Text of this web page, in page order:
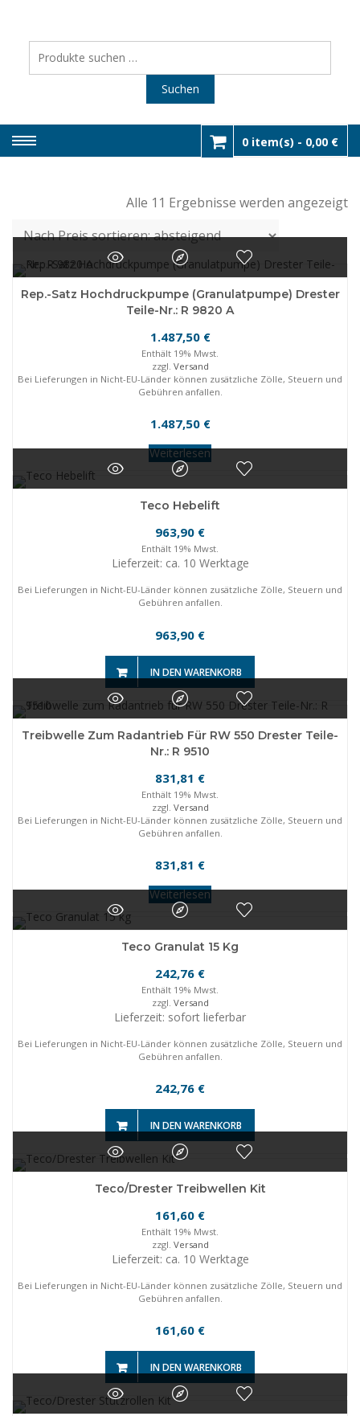
content
SHOP IQB
nach:
Suchen
0 item(s) - 0,00 €
Alle 11 Ergebnisse werden angezeigt
Rep.-Satz Hochdruckpumpe (Granulatpumpe) Drester
Teile-Nr.: R 9820 A
1.487,50 €
Enthält 19% Mwst.
zzgl. Versand
Bei Lieferungen in Nicht-EU-Länder können zusätzliche Zölle, Steuern und
Gebühren anfallen.
1.487,50 €
Weiterlesen
Teco Hebelift
963,90 €
Enthält 19% Mwst.
Lieferzeit: ca. 10 Werktage
Bei Lieferungen in Nicht-EU-Länder können zusätzliche Zölle, Steuern und
Gebühren anfallen.
963,90 €
IN DEN WARENKORB
Treibwelle Zum Radantrieb Für RW 550 Drester Teile-
Nr.: R 9510
831,81 €
Enthält 19% Mwst.
zzgl. Versand
Bei Lieferungen in Nicht-EU-Länder können zusätzliche Zölle, Steuern und
Gebühren anfallen.
831,81 €
Weiterlesen
Teco Granulat 15 Kg
242,76 €
Enthält 19% Mwst.
zzgl. Versand
Lieferzeit: sofort lieferbar
Bei Lieferungen in Nicht-EU-Länder können zusätzliche Zölle, Steuern und
Gebühren anfallen.
242,76 €
IN DEN WARENKORB
Teco/Drester Treibwellen Kit
161,60 €
Enthält 19% Mwst.
zzgl. Versand
Lieferzeit: ca. 10 Werktage
Bei Lieferungen in Nicht-EU-Länder können zusätzliche Zölle, Steuern und
Gebühren anfallen.
161,60 €
IN DEN WARENKORB